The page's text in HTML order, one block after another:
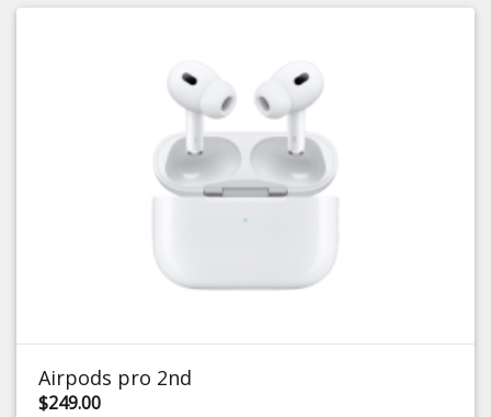
Airpods pro 2nd
$249.00